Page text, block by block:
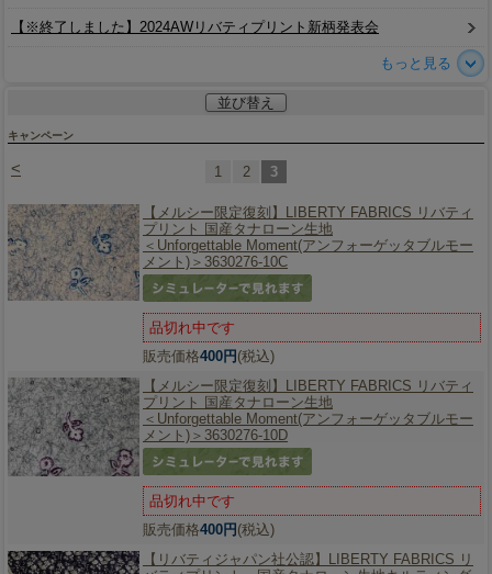
【※終了しました】2024AWリバティプリント新柄発表会
もっと見る
並び替え
キャンペーン
< 1 2 3
【メルシー限定復刻】 LIBERTY FABRICS リバティ
プリント 国産タナローン生地
＜Unforgettable Moment(アンフォーゲッタブルモー
メント)＞3630276-10C
品切れ中です
販売価格400円(税込)
【メルシー限定復刻】 LIBERTY FABRICS リバティ
プリント 国産タナローン生地
＜Unforgettable Moment(アンフォーゲッタブルモー
メント)＞3630276-10D
品切れ中です
販売価格400円(税込)
【リバティジャパン社公認】 LIBERTY FABRICS リ